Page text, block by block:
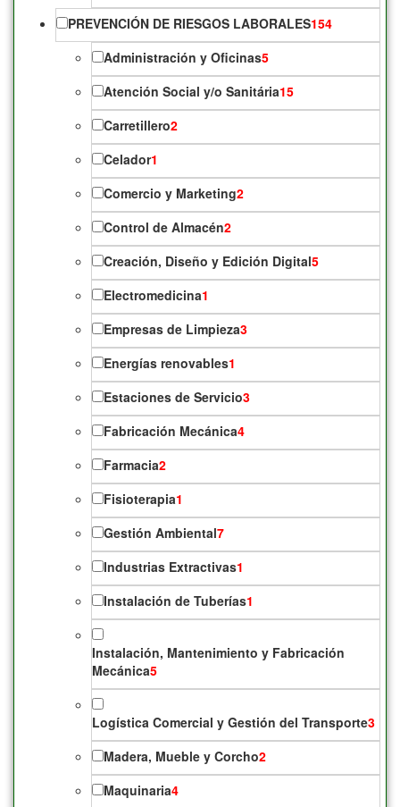
PREVENCIÓN DE RIESGOS LABORALES154
Administración y Oficinas5
Atención Social y/o Sanitária15
Carretillero2
Celador1
Comercio y Marketing2
Control de Almacén2
Creación, Diseño y Edición Digital5
Electromedicina1
Empresas de Limpieza3
Energías renovables1
Estaciones de Servicio3
Fabricación Mecánica4
Farmacia2
Fisioterapia1
Gestión Ambiental7
Industrias Extractivas1
Instalación de Tuberías1
Instalación, Mantenimiento y Fabricación
Mecánica5
Logística Comercial y Gestión del Transporte3
Madera, Mueble y Corcho2
Maquinaria4